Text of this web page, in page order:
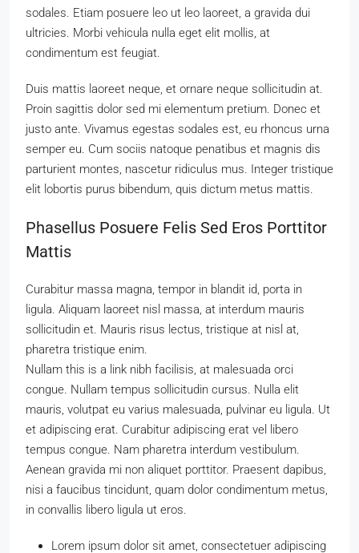
sodales. Etiam posuere leo ut leo laoreet, a gravida dui
ultricies. Morbi vehicula nulla eget elit mollis, at
condimentum est feugiat.
Duis mattis laoreet neque, et ornare neque sollicitudin at.
Proin sagittis dolor sed mi elementum pretium. Donec et
justo ante. Vivamus egestas sodales est, eu rhoncus urna
semper eu. Cum sociis natoque penatibus et magnis dis
parturient montes, nascetur ridiculus mus. Integer tristique
elit lobortis purus bibendum, quis dictum metus mattis.
Phasellus Posuere Felis Sed Eros Porttitor
Mattis
Curabitur massa magna, tempor in blandit id, porta in
ligula. Aliquam laoreet nisl massa, at interdum mauris
sollicitudin et. Mauris risus lectus, tristique at nisl at,
pharetra tristique enim.
Nullam this is a link nibh facilisis, at malesuada orci
congue. Nullam tempus sollicitudin cursus. Nulla elit
mauris, volutpat eu varius malesuada, pulvinar eu ligula. Ut
et adipiscing erat. Curabitur adipiscing erat vel libero
tempus congue. Nam pharetra interdum vestibulum.
Aenean gravida mi non aliquet porttitor. Praesent dapibus,
nisi a faucibus tincidunt, quam dolor condimentum metus,
in convallis libero ligula ut eros.
Lorem ipsum dolor sit amet, consectetuer adipiscing